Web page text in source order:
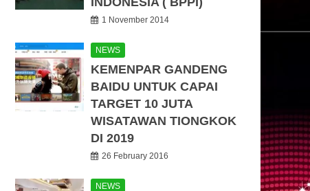
1 November 2014
NEWS
KEMENPAR GANDENG
BAIDU UNTUK CAPAI
TARGET 10 JUTA
WISATAWAN TIONGKOK
DI 2019
26 February 2016
NEWS